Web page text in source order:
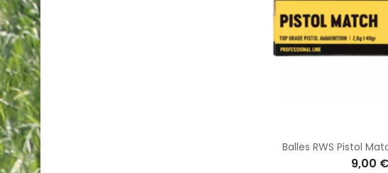
Balles RWS Pistol
9,00 €